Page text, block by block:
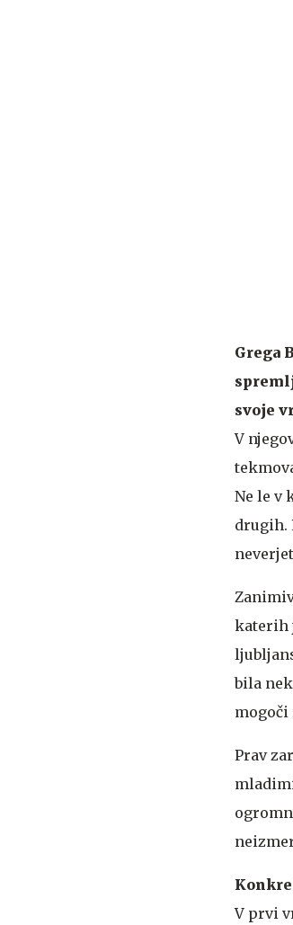
Grega
svoje
V
Ne le v
drugih.
katerih
bila
mogoči
Prav
V prvi